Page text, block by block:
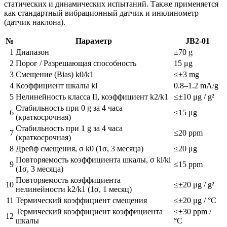
статических и динамических испытаний. Также применяется
как стандартный вибрационный датчик и инклинометр
(датчик наклона).
№ Параметр
JB2-01
1 Диапазон
±70 g
2 Порог / Разрешающая способность
15 μg
3 Смещение (Bias) k0/k1
≤±3 mg
4 Коэффициент шкалы kl
0.8–1.2 mA/g
5 Нелинейность класса II, коэффициент k2/k1
≤±10 μg / g²
6
Стабильность при 0 g за 4 часа
(краткосрочная)
≤15 μg
7
Стабильность при 1 g за 4 часа
(краткосрочная)
≤20 ppm
8 Дрейф смещения, σ k0 (1σ, 3 месяца)
≤20 μg
9
Повторяемость коэффициента шкалы, σ kl/kl
(1σ, 3 месяца)
≤15 ppm
10
Повторяемость коэффициента
нелинейности k2/k1 (1σ, 1 месяц)
≤±20 μg / g²
11 Термический коэффициент смещения
≤±20 μg / °C
12
Термический коэффициент коэффициента
шкалы
≤±30 ppm /
°C